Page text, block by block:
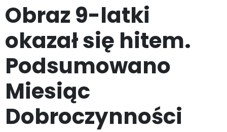
Obraz 9-latki
okazał się hitem.
Podsumowano
Miesiąc
Dobroczynności